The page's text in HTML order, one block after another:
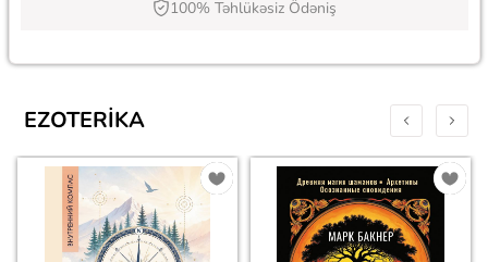
100% Təhlükəsiz Ödəniş
EZOTERIKA